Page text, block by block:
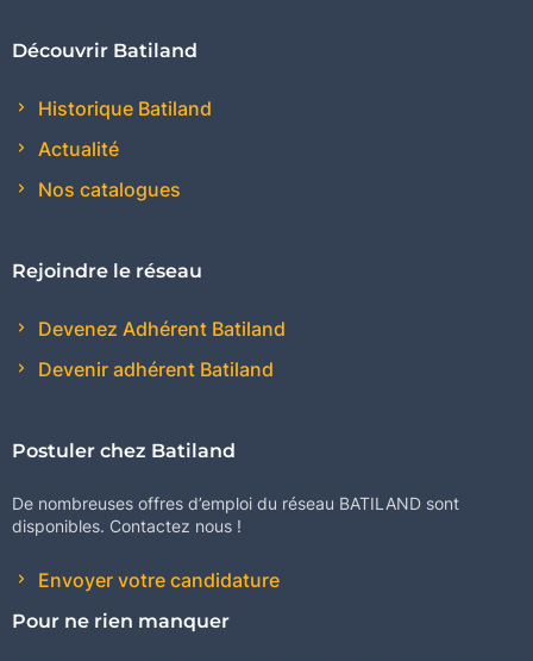
Découvrir Batiland
Historique Batiland
Actualité
Nos catalogues
Rejoindre le réseau
Devenez Adhérent Batiland
Devenir adhérent Batiland
Postuler chez Batiland
De nombreuses offres d’emploi du réseau BATILAND sont
disponibles. Contactez nous !
Envoyer votre candidature
Pour ne rien manquer